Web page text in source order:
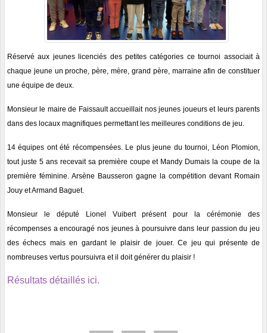
Réservé aux jeunes licenciés des petites catégories ce tournoi associait à
chaque jeune un proche, père, mère, grand père, marraine afin de constituer
une équipe de deux.
Monsieur le maire de Faissault accueillait nos jeunes joueurs et leurs parents
dans des locaux magnifiques permettant les meilleures conditions de jeu.
14 équipes ont été récompensées. Le plus jeune du tournoi, Léon Plomion,
tout juste 5 ans recevait sa première coupe et Mandy Dumais la coupe de la
première féminine. Arsène Bausseron gagne la compétition devant Romain
Jouy et Armand Baguet.
Monsieur le député Lionel Vuibert présent pour la cérémonie des
récompenses a encouragé nos jeunes à poursuivre dans leur passion du jeu
des échecs mais en gardant le plaisir de jouer. Ce jeu qui présente de
nombreuses vertus poursuivra et il doit générer du plaisir !
Résultats détaillés ici.